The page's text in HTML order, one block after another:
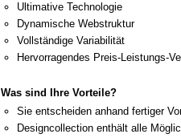
Ultimative Technologie
Dynamische Webstruktur
Vollständige Variabilität
Hervorragendes Preis-Leistungs-
Was sind Ihre Vorteile?
Sie entscheiden anhand fertiger
Designcollection enthält alle